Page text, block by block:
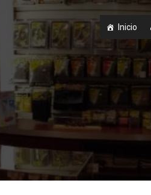
Inicio